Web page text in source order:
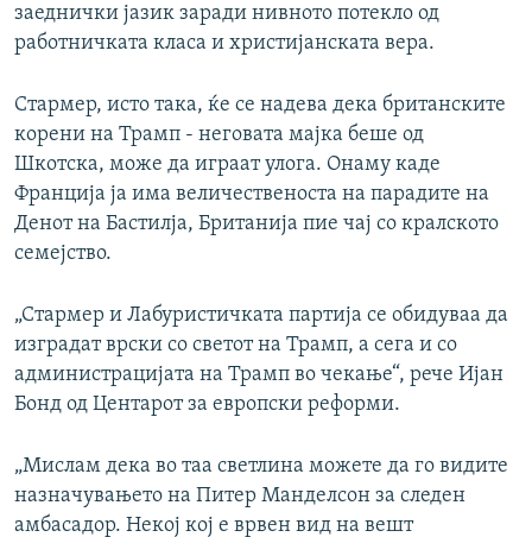
заеднички јазик заради нивното потекло од
работничката класа и христијанската вера.
Стармер, исто така, ќе се надева дека британските
корени на Трамп - неговата мајка беше од
Шкотска, може да играат улога. Онаму каде
Франција ја има величественоста на парадите на
Денот на Бастилја, Британија пие чај со кралското
семејство.
„Стармер и Лабуристичката партија се обидуваа да
изградат врски со светот на Трамп, а сега и со
администрацијата на Трамп во чекање“, рече Ијан
Бонд од Центарот за европски реформи.
„Мислам дека во таа светлина можете да го видите
назначувањето на Питер Манделсон за следен
амбасадор. Некој кој е врвен вид на вешт